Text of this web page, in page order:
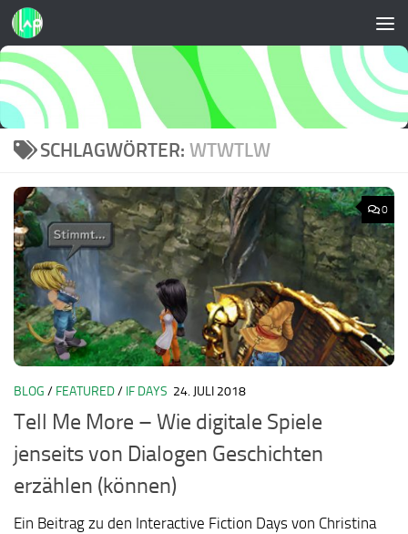
Zum Inhalt springen
SCHLAGWÖRTER: WTWTLW
0
BLOG / FEATURED/ IF DAYS 24. JULI 2018
Tell Me More – Wie digitale Spiele
jenseits von Dialogen Geschichten
erzählen (können)
Ein Beitrag zu den Interactive Fiction Days von Christina